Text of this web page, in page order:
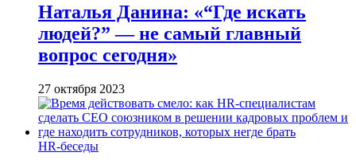
Наталья Данина: «“Где искать
людей?” — не самый главный
вопрос сегодня»
27 октября 2023
HR-беседы